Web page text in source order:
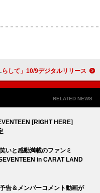
ハンブレッダーズ、新曲「フィードバックを鳴らして」10/9デジタルリリース
RELATED NEWS
[RIGHT HERE]
いと感動満載のファンミ
in CARAT LAND
告＆メンバーコメント動画が